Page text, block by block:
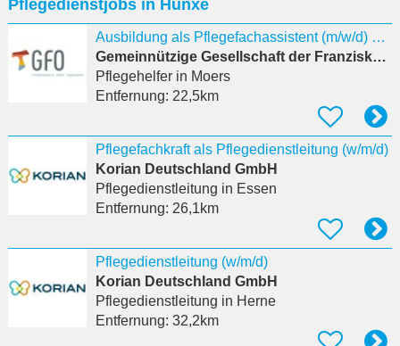
eingeben
Pflegedienstjobs in Hünxe
Ausbildung als Pflegefachassistent (m/w/d) 01.09.2027
Gemeinnützige Gesellschaft der Franziskanerinnen zu Olpe mbH
Pflegehelferin Moers
Entfernung: 22,5km
Pflegefachkraft als Pflegedienstleitung (w/m/d)
Korian Deutschland GmbH
Pflegedienstleitung in Essen
Entfernung: 26,1km
Pflegedienstleitung (w/m/d)
Korian Deutschland GmbH
Pflegedienstleitung in Herne
Entfernung: 32,2km